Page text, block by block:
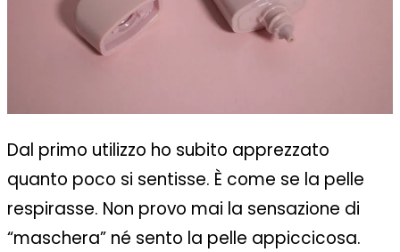
Dal primo utilizzo ho subito apprezzato
quanto poco si sentisse. È come se la pelle
respirasse. Non provo mai la sensazione di
“maschera” né sento la pelle appiccicosa.